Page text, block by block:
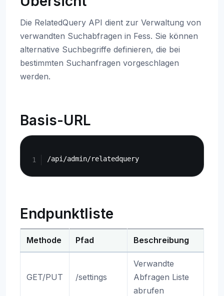
Die RelatedQuery API dient zur Verwaltung von
verwandten Suchabfragen in Fess. Sie können
alternative Suchbegriffe definieren, die bei
bestimmten Suchanfragen vorgeschlagen
werden.
Basis-URL
Endpunktliste
Methode Pfad Beschreibung
GET/PUT /settings
Verwandte
Abfragen Liste
abrufen